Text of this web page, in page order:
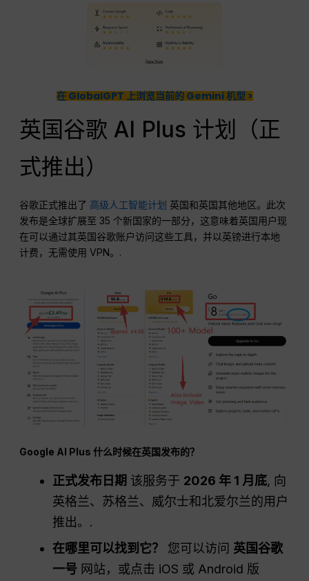
在 GlobalGPT 上浏览当前的 Gemini 机型 >
英国谷歌 AI Plus 计划（正
式推出）
谷歌正式推出了 高级人工智能计划 英国和英国其他地区。此次
发布是全球扩展至 35 个新国家的一部分，这意味着英国用户现
在可以通过其英国谷歌账户访问这些工具，并以英镑进行本地
计费，无需使用 VPN。.
Google AI Plus 什么时候在英国发布的？
正式发布日期 该服务于 2026 年 1 月底, 向
英格兰、苏格兰、威尔士和北爱尔兰的用户
推出。.
在哪里可以找到它？
您可以访问 英国谷歌
一号 网站，或点击 iOS 或 Android 版